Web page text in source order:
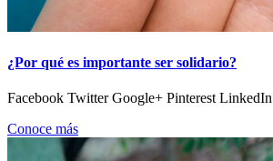
¿Por qué es importante ser solidario?
Facebook Twitter Google+ Pinterest LinkedIn
Conoce más